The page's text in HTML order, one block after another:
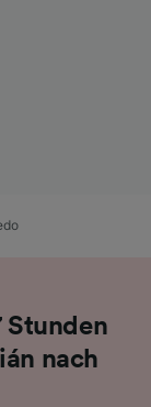
Stunden
nach
Messung
von